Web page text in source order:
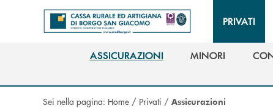
Salta al contenuto principale
PRIVATI
ASSICURAZIONI
MINORI
Sei nella pagina: Home / Privati / Assicurazioni